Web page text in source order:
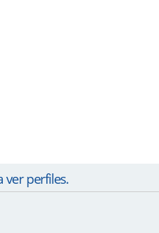
ver perfiles.